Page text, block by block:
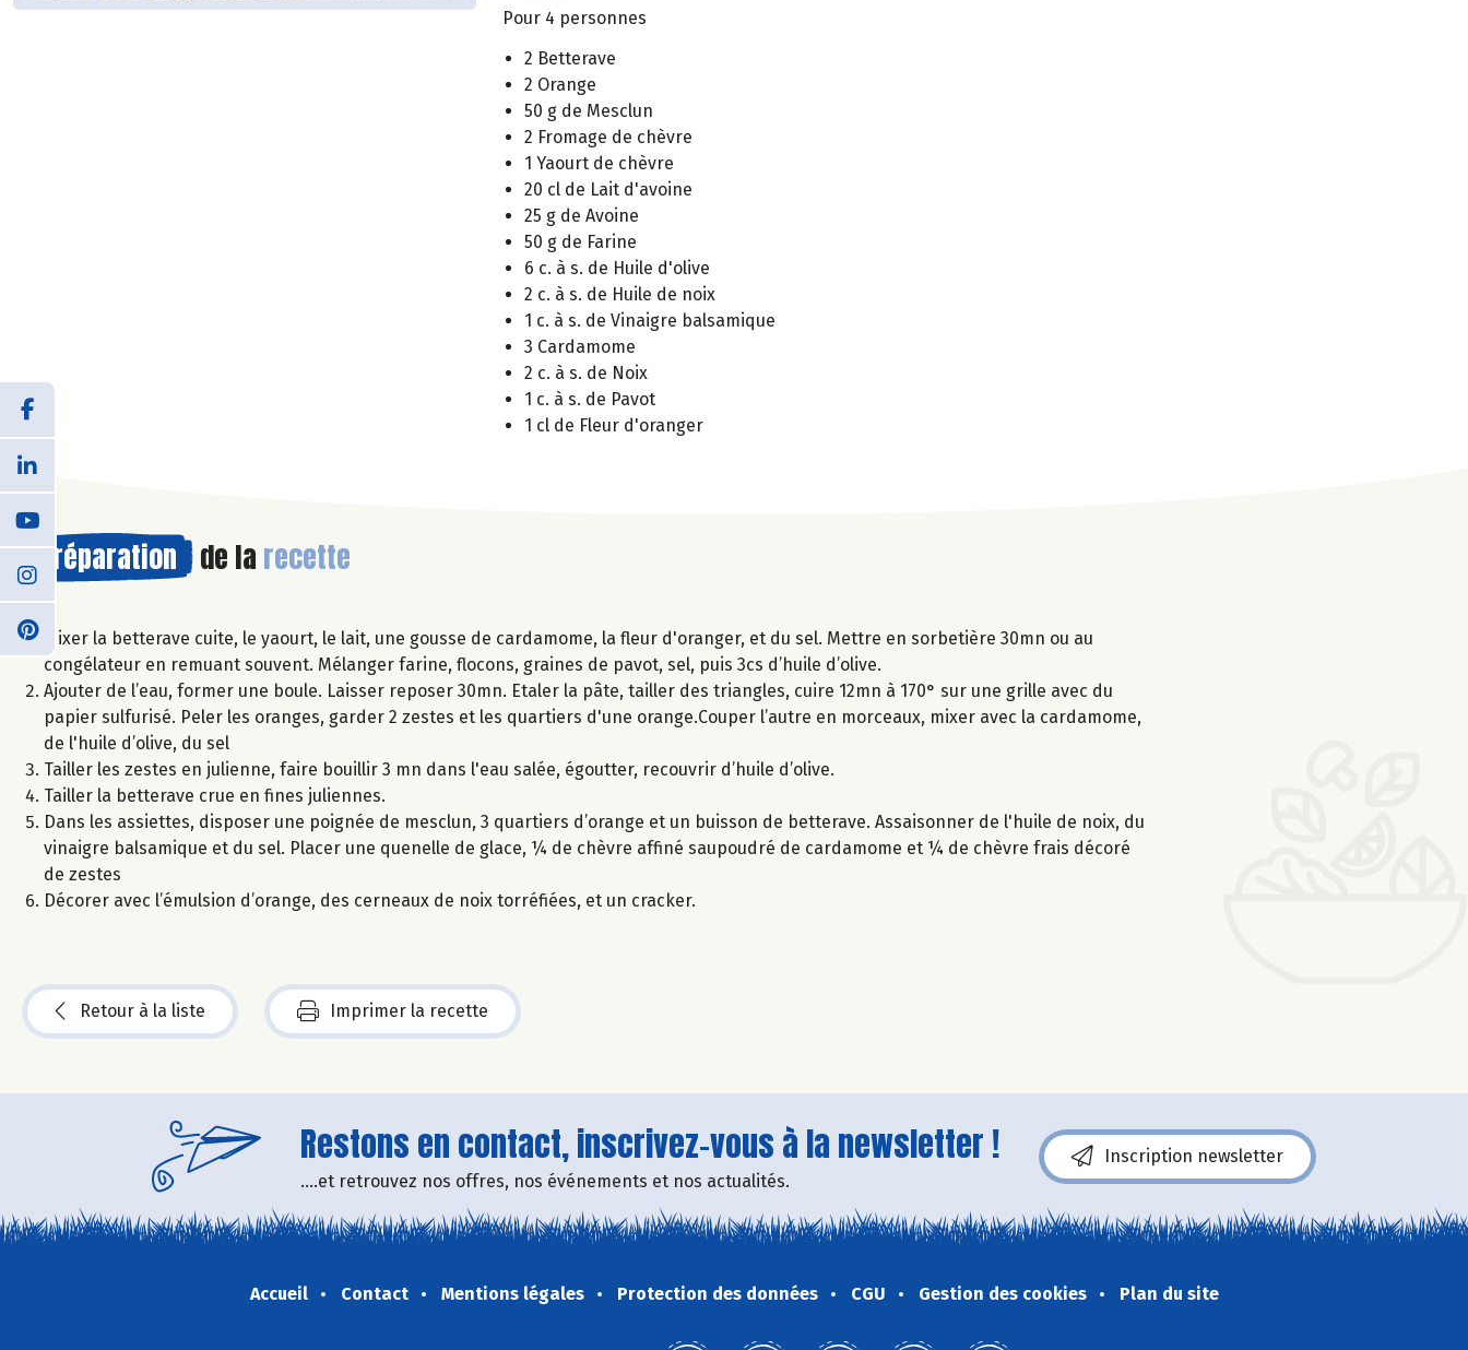
Pour 4 personnes
2 Betterave
2 Orange
50 g de Mesclun
2 Fromage de chèvre
1 Yaourt de chèvre
20 cl de Lait d'avoine
25 g de Avoine
50 g de Farine
6 c. à s. de Huile d'olive
2 c. à s. de Huile de noix
1 c. à s. de Vinaigre balsamique
3 Cardamome
2 c. à s. de Noix
1 c. à s. de Pavot
1 cl de Fleur d'oranger
Préparation de la recette
Mixer la betterave cuite, le yaourt, le lait, une gousse de cardamome, la fleur d'oranger, et du sel. Mettre en sorbetière 30mn ou au
congélateur en remuant souvent. Mélanger farine, flocons, graines de pavot, sel, puis 3cs d’huile d’olive.
Ajouter de l’eau, former une boule. Laisser reposer 30mn. Etaler la pâte, tailler des triangles, cuire 12mn à 170° sur une grille avec du
papier sulfurisé. Peler les oranges, garder 2 zestes et les quartiers d'une orange.Couper l’autre en morceaux, mixer avec la cardamome,
de l'huile d’olive, du sel
Tailler les zestes en julienne, faire bouillir 3 mn dans l'eau salée, égoutter, recouvrir d’huile d’olive.
Tailler la betterave crue en fines juliennes.
Dans les assiettes, disposer une poignée de mesclun, 3 quartiers d’orange et un buisson de betterave. Assaisonner de l'huile de noix, du
vinaigre balsamique et du sel. Placer une quenelle de glace, ¼ de chèvre affiné saupoudré de cardamome et ¼ de chèvre frais décoré
de zestes
Décorer avec l’émulsion d’orange, des cerneaux de noix torréfiées, et un cracker.
Retour à la liste Imprimer la recette
Restons en contact, inscrivez-vous à la newsletter !
....et retrouvez nos offres, nos événements et nos actualités.
Inscription newsletter
Accueil Contact Mentions légales Protection des données CGU Gestion des cookies Plan du site